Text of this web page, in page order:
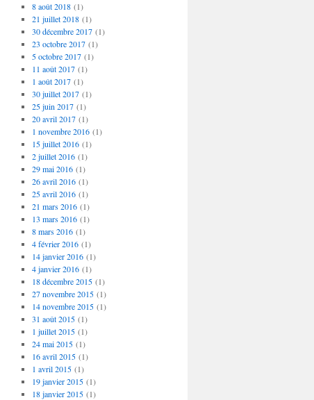
8 août 2018(1)
21 juillet 2018(1)
30 décembre 2017(1)
23 octobre 2017(1)
5 octobre 2017(1)
11 août 2017(1)
1 août 2017(1)
30 juillet 2017(1)
25 juin 2017(1)
20 avril 2017(1)
1 novembre 2016(1)
15 juillet 2016(1)
2 juillet 2016(1)
29 mai 2016(1)
26 avril 2016(1)
25 avril 2016(1)
21 mars 2016(1)
13 mars 2016(1)
8 mars 2016(1)
4 février 2016(1)
14 janvier 2016(1)
4 janvier 2016(1)
18 décembre 2015(1)
27 novembre 2015(1)
14 novembre 2015(1)
31 août 2015(1)
1 juillet 2015(1)
24 mai 2015(1)
16 avril 2015(1)
1 avril 2015(1)
19 janvier 2015(1)
18 janvier 2015(1)